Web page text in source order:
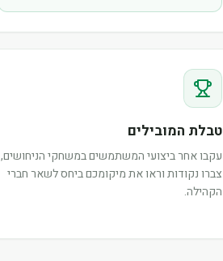
טבלת המובילים
עקבו אחר ביצועי המשתמשים במשחקי הניחושים,
צברו נקודות וראו את מיקומכם ביחס לשאר חברי
הקהילה.